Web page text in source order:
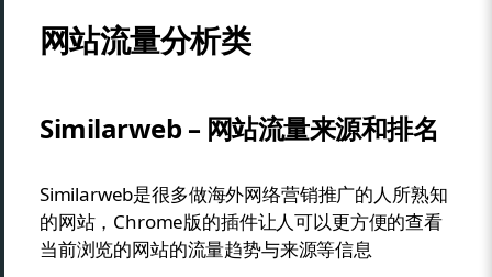
网站流量分析类
Similarweb – 网站流量来源和排名
Similarweb是很多做海外网络营销推广的人所熟知
的网站，Chrome版的插件让人可以更方便的查看
当前浏览的网站的流量趋势与来源等信息